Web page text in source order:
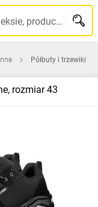
Szukaj po nazwie, indeksie, producencie, kodzie kreskowym...
Półbuty i trzewiki
rozmiar 43